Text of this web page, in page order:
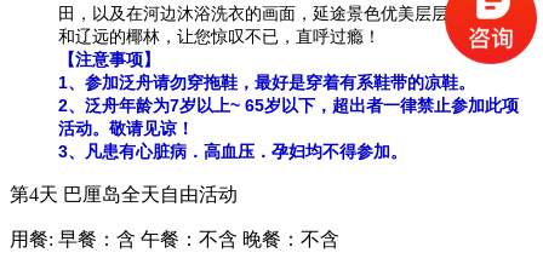
田，以及在河边沐浴洗衣的画面，延途景色优美层层相迭的梯田
和辽远的椰林，让您惊叹不已，直呼过瘾！
【注意事项】
1、参加泛舟请勿穿拖鞋，最好是穿着有系鞋带的凉鞋。
2、泛舟年龄为7岁以上~ 65岁以下，超出者一律禁止参加此项
活动。敬请见谅！
3、凡患有心脏病．高血压．孕妇均不得参加。
第4天 巴厘岛全天自由活动
用餐: 早餐：含 午餐：不含 晚餐：不含